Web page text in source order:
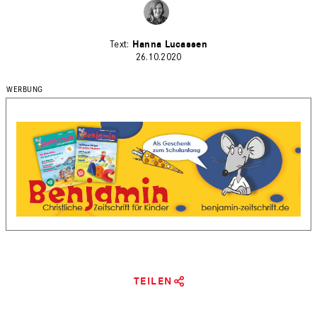
Hanna Lucassen
26.10.2020
TEILEN